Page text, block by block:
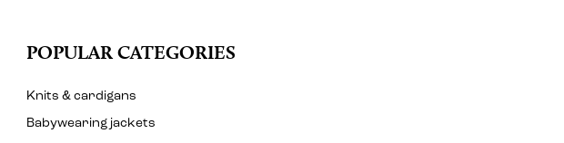
POPULAR CATEGORIES
Knits & cardigans
Babywearing jackets